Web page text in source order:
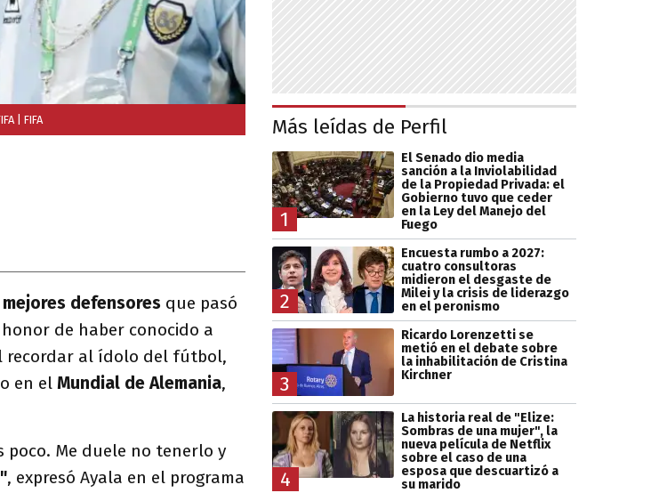
| FIFA
mejores defensores que pasó
de haber conocido a
recordar al ídolo del fútbol,
en el Mundial de Alemania,
poco. Me duele no tenerlo y
, expresó Ayala en el programa
Más leídas de Perfil
1
El Senado dio media
sanción a la Inviolabilidad
de la Propiedad Privada: el
Gobierno tuvo que ceder
en la Ley del Manejo del
Fuego
2
Encuesta rumbo a 2027:
cuatro consultoras
midieron el desgaste de
Milei y la crisis de liderazgo
en el peronismo
3
Ricardo Lorenzetti se
metió en el debate sobre
la inhabilitación de Cristina
Kirchner
4
La historia real de "Elize:
Sombras de una mujer", la
nueva película de Netflix
sobre el caso de una
esposa que descuartizó a
su marido